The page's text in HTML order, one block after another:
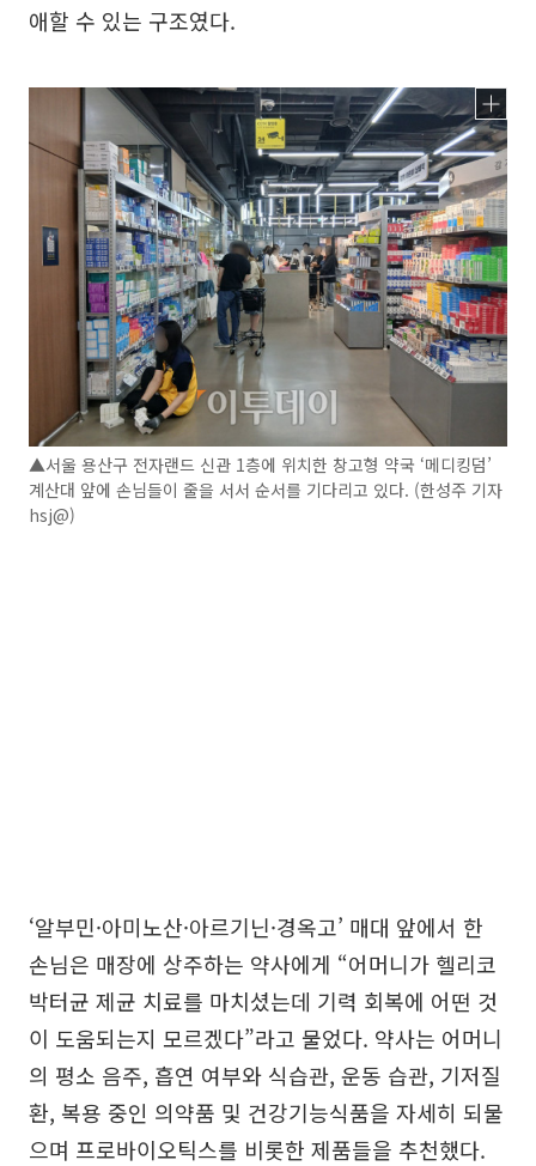
애할 수 있는 구조였다.
▲서울 용산구 전자랜드 신관 1층에 위치한 창고형 약국 ‘메디킹덤’
계산대 앞에 손님들이 줄을 서서 순서를 기다리고 있다. (한성주 기자
hsj@)
‘알부민·아미노산·아르기닌·경옥고’ 매대 앞에서 한
손님은 매장에 상주하는 약사에게 “어머니가 헬리코
박터균 제균 치료를 마치셨는데 기력 회복에 어떤 것
이 도움되는지 모르겠다”라고 물었다. 약사는 어머니
의 평소 음주, 흡연 여부와 식습관, 운동 습관, 기저질
환, 복용 중인 의약품 및 건강기능식품을 자세히 되물
으며 프로바이오틱스를 비롯한 제품들을 추천했다.